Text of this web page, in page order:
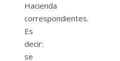
Hacienda
correspondientes.
Es
decir:
se